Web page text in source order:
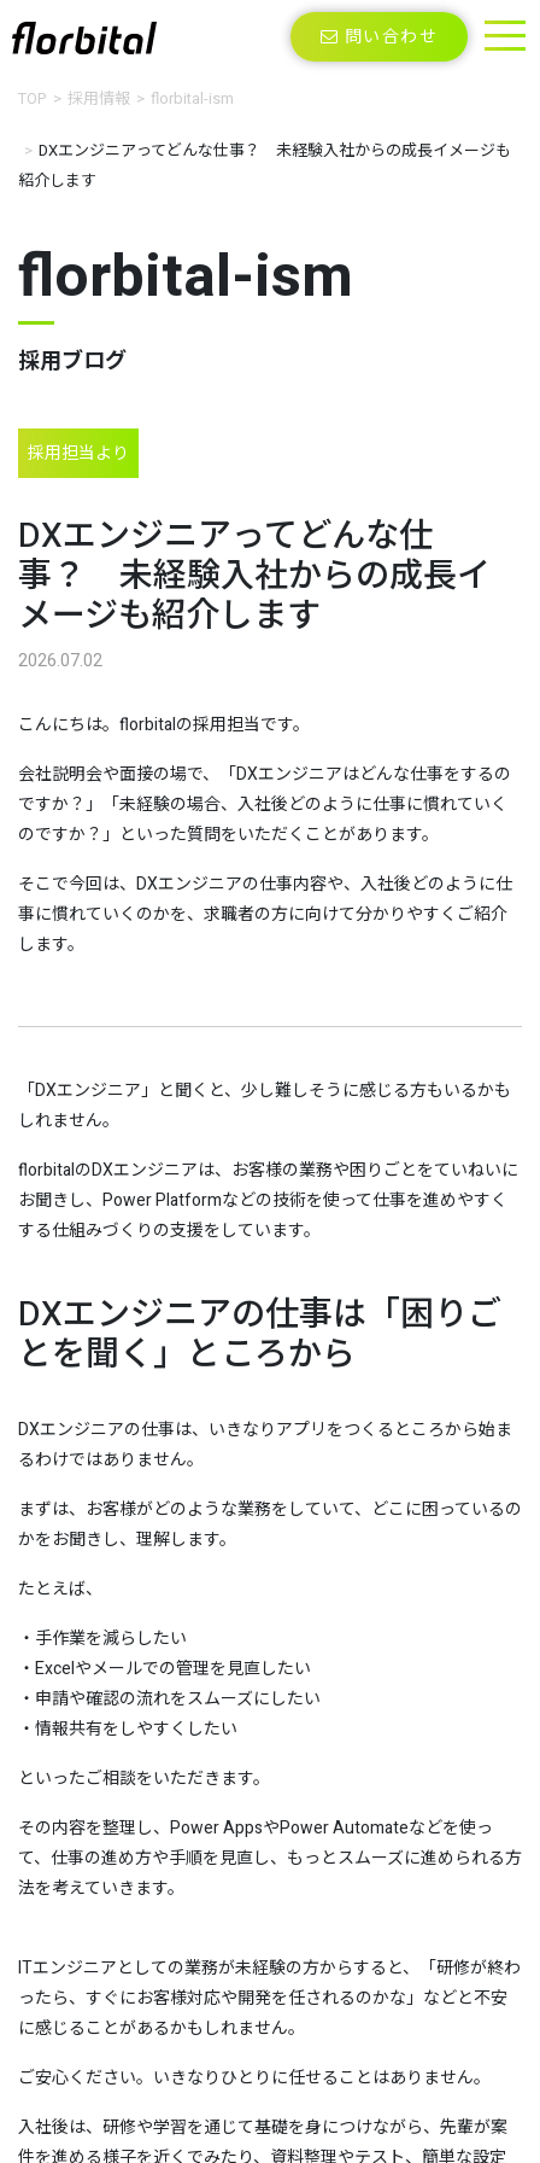
問い合わせ
TOP 採用情報 florbital-ism
DXエンジニアってどんな仕事？ 未経験入社からの成長イメージも
紹介します
florbital-ism
採用ブログ
採用担当より
DXエンジニアってどんな仕
事？ 未経験入社からの成長イ
メージも紹介します
2026.07.02
こんにちは。florbitalの採用担当です。
会社説明会や面接の場で、「DXエンジニアはどんな仕事をするの
ですか？」「未経験の場合、入社後どのように仕事に慣れていく
のですか？」といった質問をいただくことがあります。
そこで今回は、DXエンジニアの仕事内容や、入社後どのように仕
事に慣れていくのかを、求職者の方に向けて分かりやすくご紹介
します。
「DXエンジニア」と聞くと、少し難しそうに感じる方もいるかも
しれません。
florbitalのDXエンジニアは、お客様の業務や困りごとをていねいに
お聞きし、Power Platformなどの技術を使って仕事を進めやすく
する仕組みづくりの支援をしています。
DXエンジニアの仕事は「困りご
とを聞く」ところから
DXエンジニアの仕事は、いきなりアプリをつくるところから始ま
るわけではありません。
まずは、お客様がどのような業務をしていて、どこに困っているの
かをお聞きし、理解します。
たとえば、
・手作業を減らしたい
・Excelやメールでの管理を見直したい
・申請や確認の流れをスムーズにしたい
・情報共有をしやすくしたい
といったご相談をいただきます。
その内容を整理し、Power AppsやPower Automateなどを使っ
て、仕事の進め方や手順を見直し、もっとスムーズに進められる方
法を考えていきます。
ITエンジニアとしての業務が未経験の方からすると、「研修が終わ
ったら、すぐにお客様対応や開発を任されるのかな」などと不安
に感じることがあるかもしれません。
ご安心ください。いきなりひとりに任せることはありません。
入社後は、研修や学習を通じて基礎を身につけながら、先輩が案